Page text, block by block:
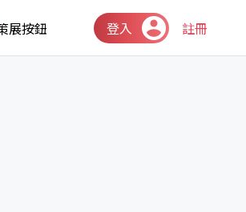
登入 註冊